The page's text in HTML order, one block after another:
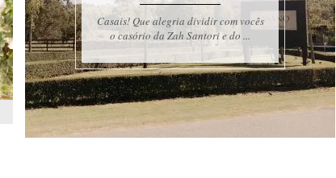
Casais! Que alegria dividir com vocês
o casório da Zah Santori e do ...